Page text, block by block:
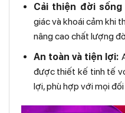
Cải thiện đời
giác và khoái cảm khi
nâng cao chất lượng
An toàn và tiện lợi:
được thiết kế tinh tế
lợi, phù hợp với mọi